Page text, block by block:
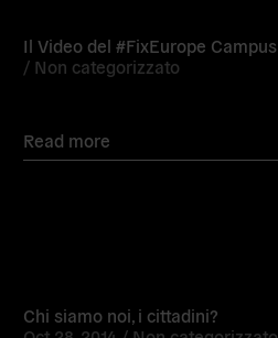
Il Video del #FixEurope Campus
/ Non categorizzato
Read more
Chi siamo noi, i cittadini?